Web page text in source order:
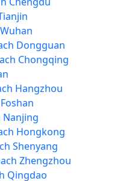
Dongguan
Chongqing
Hangzhou
Nanjing
Hongkong
Shenyang
Zhengzhou
Qingdao